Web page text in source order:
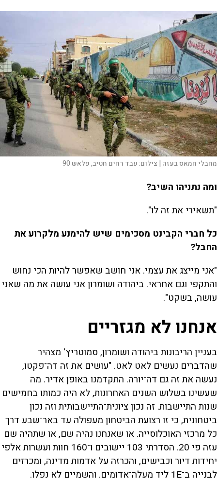
מחבלי חמאס בעזה | צילום:עבד רחים חטיב, פלאש 90
ומה נתניהו השיב?
"תשאירי את זה לו".
כל חברי הקבינט מסכימים שיש להימנע מלקרוע את
החבל?
"אני מייצג את עצמי. אני חושב שאפשר להיות הכי נחוש
והתקפי וגם אחראי. ביהודה ושומרון אני עושה את מה שאני
עושה, בשקט".
אנחנו לא מגזריים
בעניין הריבונות ביהודה ושומרון, סמוטריץ' מצהיר
שהדברים נעשים לאט לאט. "עושים את זה דה־פקטו,
נעשה את זה גם דה־יורה. התקדמנו באופן אדיר. מה
שעשינו בשלוש השנים האחרונות, לא היה כמותו בחמישים
שנות התיישבות. זה נכון ציונית־התיישבותית וזה נכון
ביטחונית, כי זו רצועת הביטחון מעפולה עד באר־שבע דרך
כל מרכזי האוכלוסייה. או שאנחנו נהיה שם, או שתהיה שם
עזה פי 20. הסדרתי 103 יישובים ו־160 חוות ועשרות אלפי
יחידות דיור וכבישים, והכרזה על אדמות מדינה, ומכרזים
לבנייה ב־1E ליד מעלה־אדומים. והשמיים לא נפלו.